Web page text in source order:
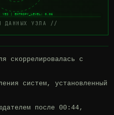
YES | ENTROPY_LEVEL: 0.06
ДАННЫХ УЗЛА //
скоррелировалась с
систем, установленный
после 00:44,